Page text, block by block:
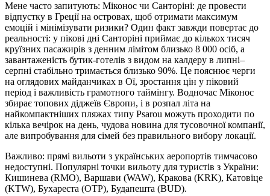
Мене часто запитують: Міконос чи Санторіні: де провести
відпустку в Греції на островах, щоб отримати максимум
емоцій і мінімізувати ризики? Один факт завжди повертає до
реальності: у пікові дні Санторіні приймає до кількох тисяч
круїзних пасажирів з денним лімітом близько 8 000 осіб, а
завантаженість бутик-готелів з видом на калдеру в липні–
серпні стабільно тримається близько 90%. Це пояснює черги
на оглядових майданчиках в Ої, зростання цін у піковий
період і важливість грамотного таймінгу. Водночас Міконос
збирає топових діджеїв Європи, і в розпал літа на
найкомпактніших пляжах типу Psarou можуть проходити по
кілька вечірок на день, чудова новина для тусовочної компанії,
але випробування для сімей без правильного вибору локації.
Важливо: прямі вильоти з українських аеропортів тимчасово
недоступні. Популярні точки вильоту для туристів з України:
Кишинева (RMO), Варшави (WAW), Кракова (KRK), Катовіце
(KTW), Бухареста (OTP), Будапешта (BUD).